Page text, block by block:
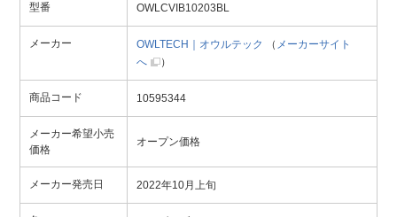
型番 OWLCVIB10203BL
メーカー OWLTECH｜オウルテック （ メーカーサイト
へ
）
商品コード 10595344
メーカー希望小売
価格
オープン価格
メーカー発売日 2022年10月上旬